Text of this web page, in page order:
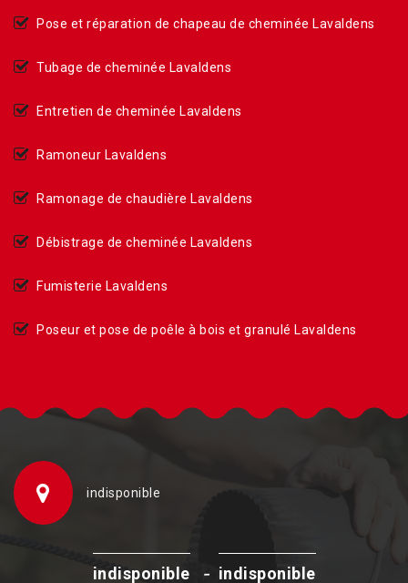
Pose et réparation de chapeau de cheminée Lavaldens
Tubage de cheminée Lavaldens
Entretien de cheminée Lavaldens
Ramoneur Lavaldens
Ramonage de chaudière Lavaldens
Débistrage de cheminée Lavaldens
Fumisterie Lavaldens
Poseur et pose de poêle à bois et granulé Lavaldens
indisponible
indisponible - indisponible